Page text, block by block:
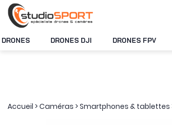
Stock
DRONES DRONES DJI DRONES FPV
Accueil >Caméras >Smartphones & tablettes